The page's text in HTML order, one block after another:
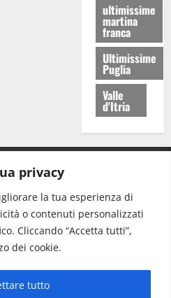
privacy
la tua esperienza di
o contenuti personalizzati
Cliccando “Accetta tutti”,
dei cookie.
tutto
ultimissime
martina
franca
Ultimissime
Puglia
Valle
d'Itria